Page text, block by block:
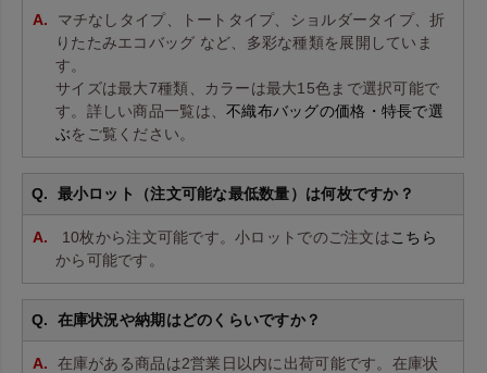
マチなしタイプ、トートタイプ、ショルダータイプ、折
りたたみエコバッグ など、多彩な種類を展開していま
す。
サイズは最大7種類、カラーは最大15色まで選択可能で
す。詳しい商品一覧は、不織布バッグの価格・特長で選
ぶをご覧ください。
最小ロット（注文可能な最低数量）は何枚ですか？
10枚から注文可能です。小ロットでのご注文は こちら
から可能です。
在庫状況や納期はどのくらいですか？
在庫がある商品は2営業日以内に出荷可能です。在庫状